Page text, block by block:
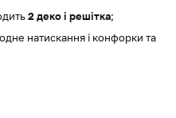
2 деко і решітка;
натискання і конфорки та